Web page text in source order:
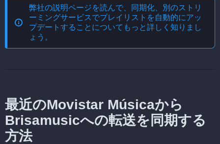
弊社の説明ページを読んで、
同期化、別のストリ
ーミングサービスでプレイリストを自動的にアッ
プデートする ことについてもっと詳しく知りまし
ょう。
最近のMovistar Músicaから
Brisamusicへの転送を同期する
方法